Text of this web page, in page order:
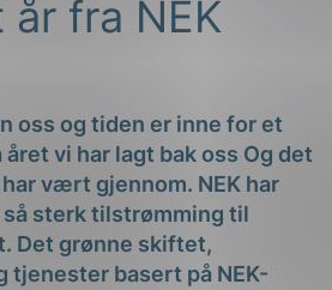
fra NEK
oss og tiden er inne for et
vi har lagt bak oss Og det
vært gjennom. NEK har
sterk tilstrømming til
Det grønne skiftet,
tjenester basert på NEK-